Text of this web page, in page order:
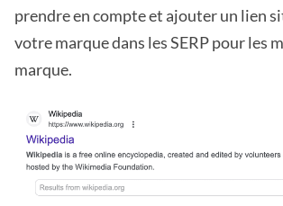
prendre en compte et ajouter un lien
votre marque dans les SERP pour les
marque.